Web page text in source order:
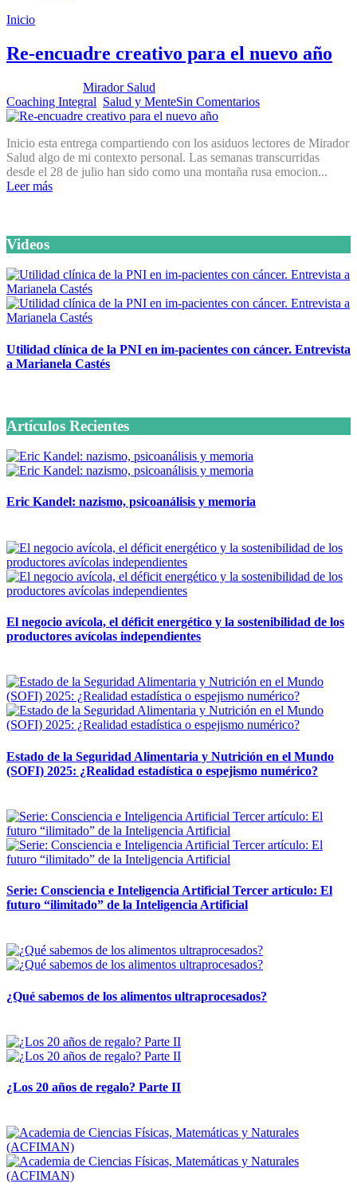
Inicio
Re-encuadre creativo para el nuevo año
Mirador Salud
Coaching Integral Salud y MenteSin Comentarios
Inicio esta entrega compartiendo con los asiduos lectores de Mirador
Salud algo de mi contexto personal. Las semanas transcurridas
desde el 28 de julio han sido como una montaña rusa emocion...
Leer más
Videos
Utilidad clínica de la PNI en im-pacientes con cáncer. Entrevista
a Marianela Castés
Artículos Recientes
Eric Kandel: nazismo, psicoanálisis y memoria
El negocio avícola, el déficit energético y la sostenibilidad de los
productores avícolas independientes
Estado de la Seguridad Alimentaria y Nutrición en el Mundo
(SOFI) 2025: ¿Realidad estadística o espejismo numérico?
Serie: Consciencia e Inteligencia Artificial Tercer artículo: El
futuro “ilimitado” de la Inteligencia Artificial
¿Qué sabemos de los alimentos ultraprocesados?
¿Los 20 años de regalo? Parte II